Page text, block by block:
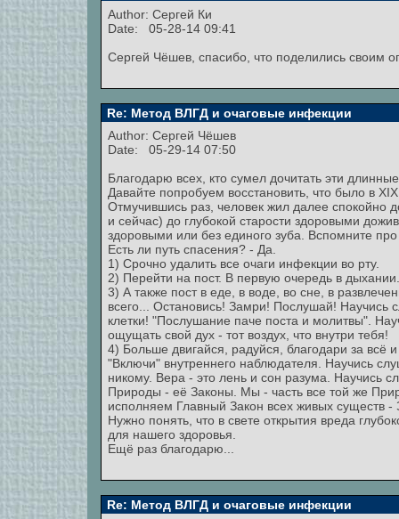
Author: Сергей Ки
Date: 05-28-14 09:41
Сергей Чёшев, спасибо, что поделились своим
Re: Метод ВЛГД и очаговые инфекции
Author: Сергей Чёшев
Date: 05-29-14 07:50
Благодарю всех, кто сумел дочитать эти
Давайте попробуем восстановить, что было в
Отмучившись раз, человек жил далее спокойно
и сейчас) до глубокой старости здоровыми
здоровыми или без единого зуба. Вспомните
Есть ли путь спасения? - Да.
1) Срочно удалить все очаги инфекции во рту.
2) Перейти на пост. В первую очередь в
3) А также пост в еде, в воде, во сне, в
всего... Остановись! Замри! Послушай! Научись
клетки! "Послушание паче поста и молитвы".
ощущать свой дух - тот воздух, что внутри тебя!
4) Больше двигайся, радуйся, благодари за всё
"Включи" внутреннего наблюдателя. Научись
никому. Вера - это лень и сон разума. Научись
Природы - её Законы. Мы - часть все той же
исполняем Главный Закон всех живых существ -
Нужно понять, что в свете открытия вреда
для нашего здоровья.
Ещё раз благодарю...
Re: Метод ВЛГД и очаговые инфекции